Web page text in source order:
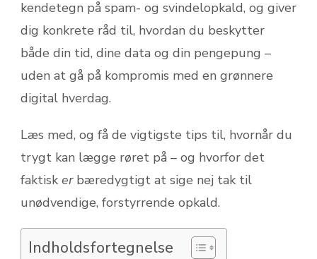
kendetegn på spam- og svindelopkald, og giver
dig konkrete råd til, hvordan du beskytter
både din tid, dine data og din pengepung –
uden at gå på kompromis med en grønnere
digital hverdag.
Læs med, og få de vigtigste tips til, hvornår du
trygt kan lægge røret på – og hvorfor det
faktisk erbæredygtigt at sige nej tak til
unødvendige, forstyrrende opkald.
Indholdsfortegnelse